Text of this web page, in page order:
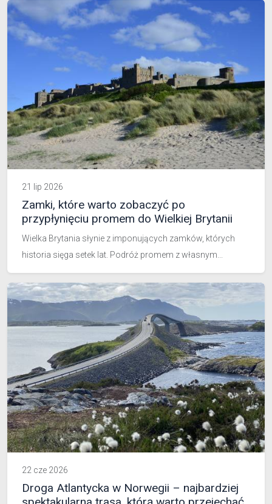
21 lip 2026
Zamki, które warto zobaczyć po
przypłynięciu promem do Wielkiej Brytanii
Wielka Brytania słynie z imponujących zamków, których
historia sięga setek lat. Podróż promem z własnym...
22 cze 2026
Droga Atlantycka w Norwegii – najbardziej